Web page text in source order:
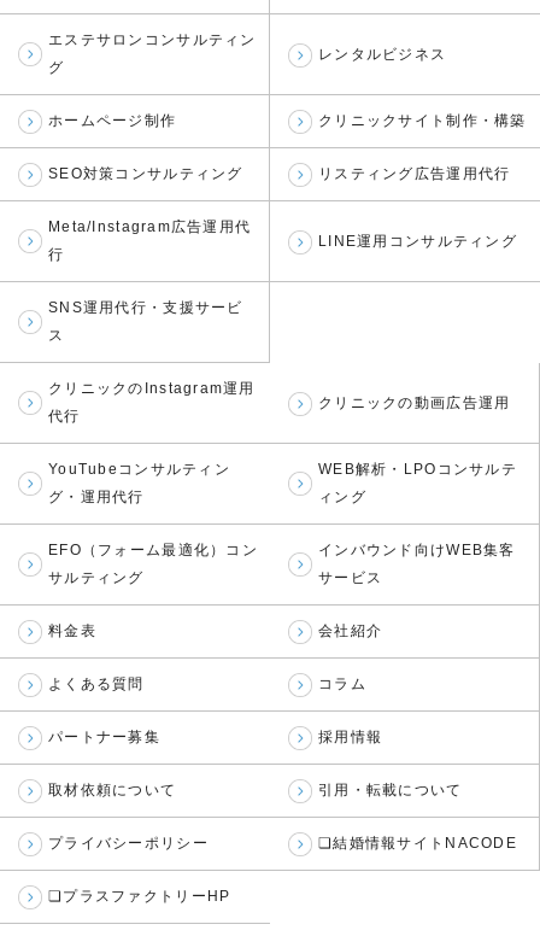
エステサロンコンサルティン
グ
レンタルビジネス
ホームページ制作 クリニックサイト制作・構築
SEO対策コンサルティング リスティング広告運用代行
Meta/Instagram広告運用代
行
LINE運用コンサルティング
SNS運用代行・支援サービ
ス
クリニックのInstagram運用
代行
クリニックの動画広告運用
YouTubeコンサルティン
グ・運用代行
WEB解析・LPOコンサルテ
ィング
EFO（フォーム最適化）コン
サルティング
インバウンド向けWEB集客
サービス
料金表 会社紹介
よくある質問 コラム
パートナー募集 採用情報
取材依頼について 引用・転載について
プライバシーポリシー ❏結婚情報サイトNACODE
❏プラスファクトリーHP